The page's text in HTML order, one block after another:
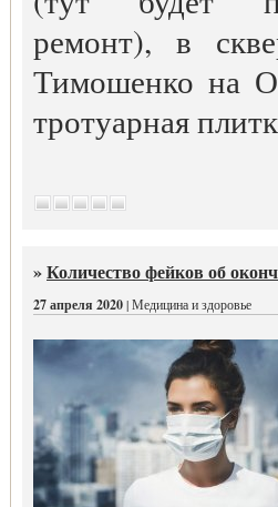
ремонт), в
Тимошенко на
тротуарная
»Количество фейков об
27 апреля 2020| Медицина и здоровье